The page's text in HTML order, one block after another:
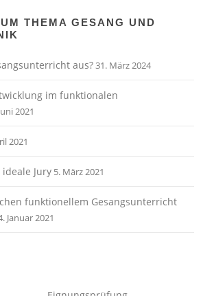
THEMA GESANG UND
aus?31. März 2024
im funktionalen
2021
2021
Jury 5. März 2021
funktionellem Gesangsunterricht
Januar 2021